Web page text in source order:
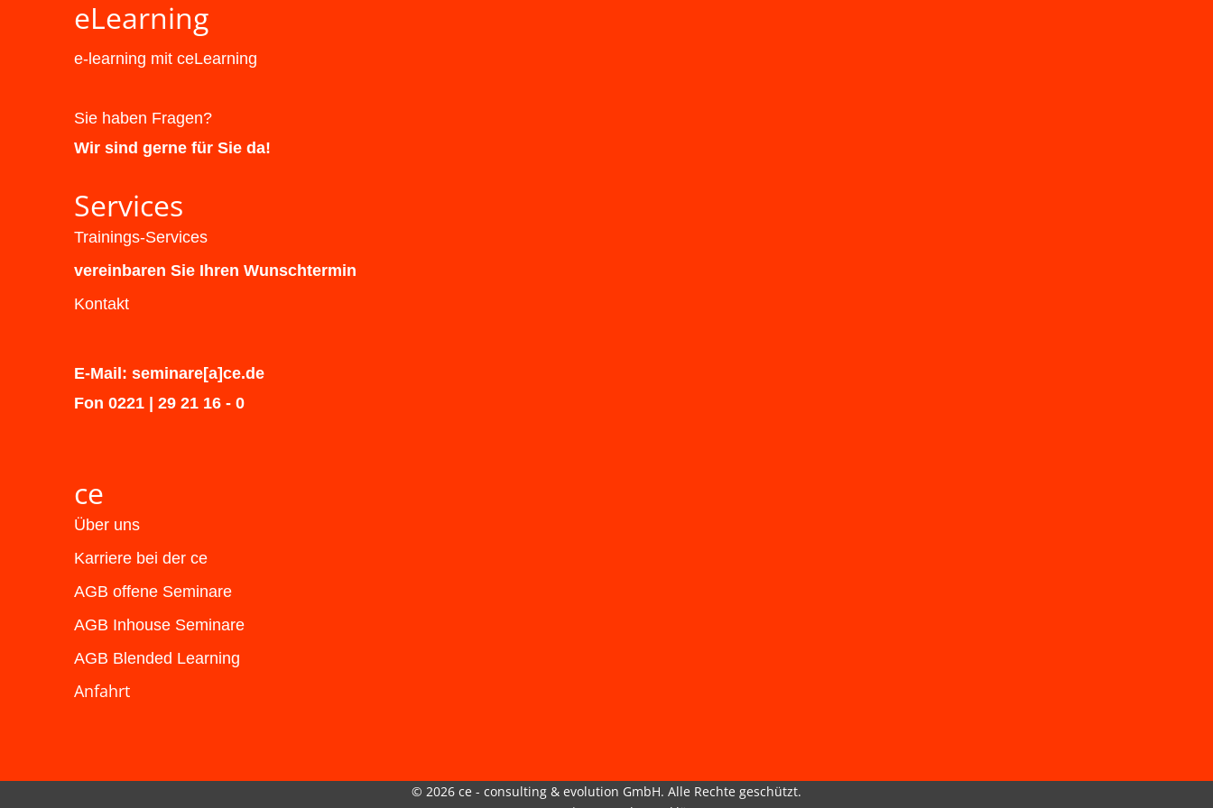
eLearning
e-learning mit ceLearning
Sie haben Fragen?
Wir sind gerne für Sie da!
Services
Trainings-Services
vereinbaren Sie Ihren Wunschtermin
Kontakt
E-Mail: seminare[a]ce.de
Fon 0221 | 29 21 16 - 0
ce
Über uns
Karriere bei der ce
AGB offene Seminare
AGB Inhouse Seminare
AGB Blended Learning
Anfahrt
© 2026 ce - consulting & evolution GmbH. Alle Rechte geschützt.